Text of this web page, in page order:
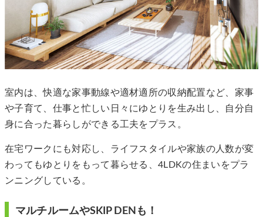
室内は、快適な家事動線や適材適所の収納配置など、家事
や子育て、仕事と忙しい日々にゆとりを生み出し、自分自
身に合った暮らしができる工夫をプラス。
在宅ワークにも対応し、ライフスタイルや家族の人数が変
わってもゆとりをもって暮らせる、4LDKの住まいをプラ
ンニングしている。
マルチルームやSKIP DENも！